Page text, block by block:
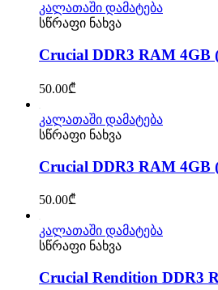
კალათაში დამატება
სწრაფი ნახვა
Crucial DDR3 RAM
50.00₾
კალათაში დამატება
სწრაფი ნახვა
Crucial DDR3 RAM
50.00₾
კალათაში დამატება
სწრაფი ნახვა
Crucial Rendition DDR3